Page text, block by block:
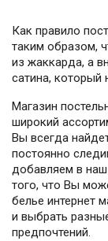
Как правило
таким образом,
из жаккарда, а
сатина, который
Магазин
широкий
Вы всегда
постоянно
добавляем в
того, что Вы
белье интернет
и выбрать
предпочтений.